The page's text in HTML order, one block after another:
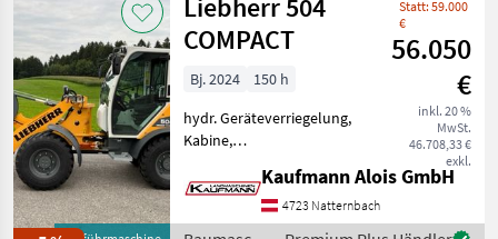
Kategorie 2 Land Filter
AKTUELLER
PFAD
Liebherr
504
Compact
KATEGORIE
WÄHLEN
Zurücksetzen
7
Ergebnisse
anzeigen
Liebherr 504
COMPACT
Statt: 59.000
€
56.050
€
inkl. 20 %
MwSt.
46.708,33 €
exkl.
Bj. 2024
150 h
hydr. Geräteverriegelung,
Kabine,
Zugmaul, Zusatz-
Hydraulikkreis Mit
Palettengabel
Kaufmann Alois GmbH
4723 Natternbach